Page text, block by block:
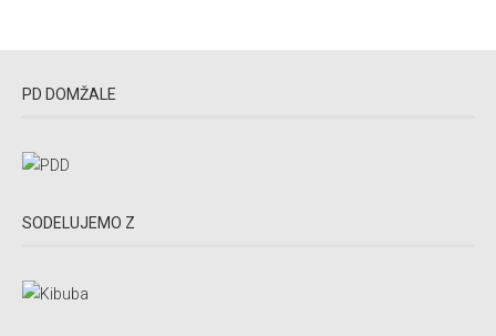
PD DOMŽALE
SODELUJEMO Z